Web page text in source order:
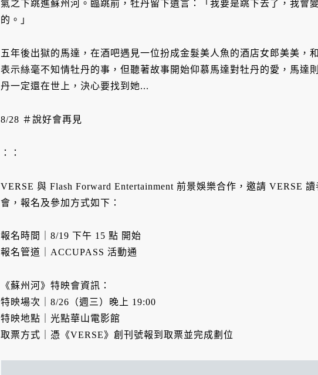
氣之下跳進蘇州河。臨跳前，牡丹留下遺言：「我要是跳下去了，我會
的。」
五年後出獄的馬達，在酒吧遇見一位扮成金髮美人魚的酒店女郎美美，
表示絲毫不知情牡丹的事，但聽著故事開始仰慕馬達對牡丹的愛，馬達
丹一定還在世上，決心要找到她...
8/28 ＃說好會再見
：：
VERSE 與 Flash Forward Entertainment 前景娛樂合作，邀請 VERSE
會，報名及參加方式如下：
報名時間｜8/19 下午 15 點 開始
報名管道｜ACCUPASS 活動通
《蘇州河》特映會資訊：
特映場次｜8/26（週三）晚上 19:00
特映地點｜光點華山電影館
取票方式｜憑《VERSE》創刊號報到取票並完成劃位